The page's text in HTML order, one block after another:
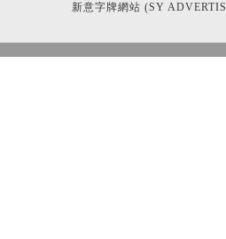
新意字牌網站 (SY